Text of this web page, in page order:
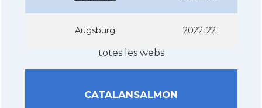
Augsburg 20221221
totes les webs
CATALANSALMON